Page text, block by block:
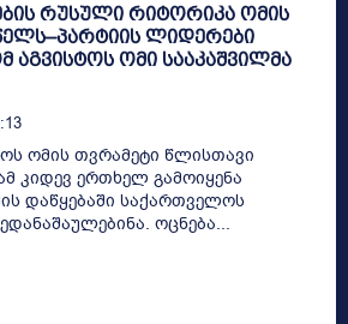
რუსული რიტორიკა ომის
ლიდერები
აგვისტოს ომი სააკაშვილმა
ომის თვრამეტი წლისთავი
კიდევ ერთხელ გამოიყენა
დაწყებაში საქართველოს
ოცნება...